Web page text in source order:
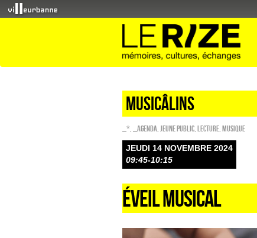
Musicâlins
_* _Agenda Jeune public Lecture Musique
JEUDI 14 NOVEMBRE 2024
09:45-10:15
ÉVEIL MUSICAL